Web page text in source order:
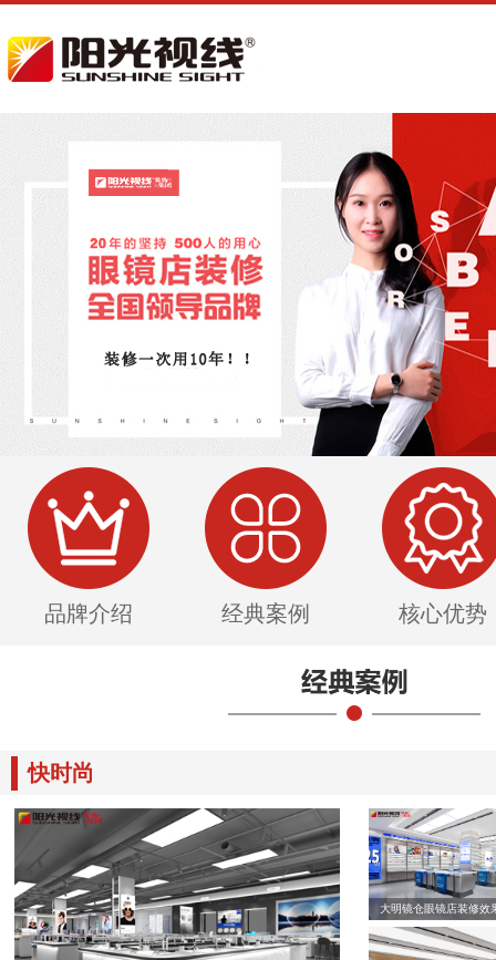
品牌介绍 经典案例 核心优势
快时尚
大明镜仓眼镜店装修效